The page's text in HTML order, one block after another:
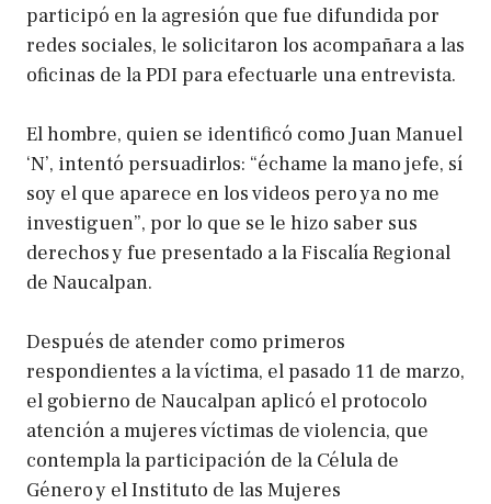
participó en la agresión que fue difundida por
redes sociales, le solicitaron los acompañara a las
oficinas de la PDI para efectuarle una entrevista.
El hombre, quien se identificó como Juan Manuel
‘N’, intentó persuadirlos: “échame la mano jefe, sí
soy el que aparece en los videos pero ya no me
investiguen”, por lo que se le hizo saber sus
derechos y fue presentado a la Fiscalía Regional
de Naucalpan.
Después de atender como primeros
respondientes a la víctima, el pasado 11 de marzo,
el gobierno de Naucalpan aplicó el protocolo
atención a mujeres víctimas de violencia, que
contempla la participación de la Célula de
Género y el Instituto de las Mujeres